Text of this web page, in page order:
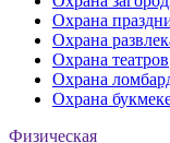
Охрана
Охрана
Охрана театров
Охрана
Охрана
Физическая